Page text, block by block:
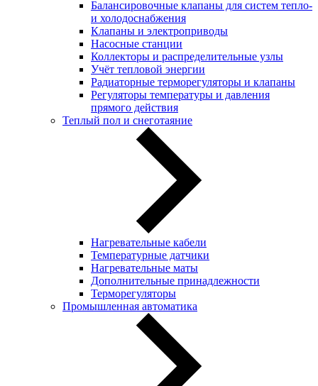
Балансировочные клапаны для систем тепло-
и холодоснабжения
Клапаны и электроприводы
Насосные станции
Коллекторы и распределительные узлы
Учёт тепловой энергии
Радиаторные терморегуляторы и клапаны
Регуляторы температуры и давления
прямого действия
Теплый пол и снеготаяние
Нагревательные кабели
Температурные датчики
Нагревательные маты
Дополнительные принадлежности
Терморегуляторы
Промышленная автоматика